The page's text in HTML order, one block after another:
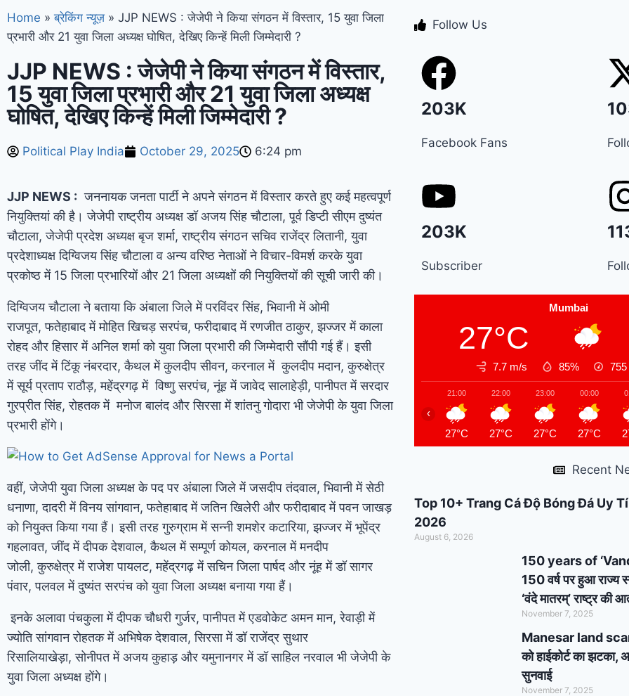
Manesar land scam
हुड्डा को हाईकोर्ट का
झटका, अब CBI की स्पेशल
के किसानों को ‘नायाब’
राहत, CM सैनी ने 6 महीने
के लिए बिजली बिल किया
माफ ! Elderly people
support : मोदी का यह
कार्ड दिलाएगा बुजुर्गों को
सम्मान और सहारा ! PM
Modi’s Haryana visit
मोदी, इन कार्यक्रमों में होंगे
शामिल
Home » ब्रेकिंग न्यूज़ » JJP NEWS : जेजेपी ने किया संगठन में विस्तार, 15 युवा जिला
प्रभारी और 21 युवा जिला अध्यक्ष घोषित, देखिए किन्हें मिली जिम्मेदारी ?
JJP NEWS : जेजेपी ने किया संगठन में विस्तार,
15 युवा जिला प्रभारी और 21 युवा जिला अध्यक्ष
घोषित, देखिए किन्हें मिली जिम्मेदारी ?
Political Play India October 29, 2025 6:24 pm
JJP NEWS : जननायक जनता पार्टी ने अपने संगठन में विस्तार करते हुए कई महत्वपूर्ण
नियुक्तियां की है। जेजेपी राष्ट्रीय अध्यक्ष डॉ अजय सिंह चौटाला,पूर्व डिप्टी सीएम दुष्यंत
चौटाला,जेजेपी प्रदेश अध्यक्ष बृज शर्मा,राष्ट्रीय संगठन सचिव राजेंद्र लितानी,युवा
प्रदेशाध्यक्ष दिग्विजय सिंह चौटाला व अन्य वरिष्ठ नेताओं ने विचार-विमर्श करके युवा
प्रकोष्ठ में 15 जिला प्रभारियों और 21 जिला अध्यक्षों की नियुक्तियों की सूची जारी की।
दिग्विजय चौटाला ने बताया कि अंबाला जिले में परविंदर सिंह,भिवानी में ओमी
राजपूत,फतेहाबाद में मोहित खिचड़ सरपंच,फरीदाबाद में रणजीत ठाकुर,झज्जर में काला
रोहद और हिसार में अनिल शर्मा को युवा जिला प्रभारी की जिम्मेदारी सौंपी गई हैं। इसी
तरह जींद में टिंकू नंबरदार,कैथल में कुलदीप सीवन,करनाल में कुलदीप मदान,कुरुक्षेत्र
में सूर्य प्रताप राठौड़,महेंद्रगढ़ में विष्णु सरपंच,नूंह में जावेद सालाहेड़ी,पानीपत में सरदार
गुरप्रीत सिंह,रोहतक में मनोज बालंद और सिरसा में शांतनु गोदारा भी जेजेपी के युवा जिला
प्रभारी होंगे।
वहीं, जेजेपी युवा जिला अध्यक्ष के पद पर अंबाला जिले में जसदीप तंदवाल,भिवानी में सेठी
धनाणा,दादरी में विनय सांगवान,फतेहाबाद में जतिन खिलेरी और फरीदाबाद में पवन जाखड़
को नियुक्त किया गया हैं। इसी तरह गुरुग्राम में सन्नी शमशेर कटारिया,झज्जर में भूपेंद्र
गहलावत,जींद में दीपक देशवाल,कैथल में सम्पूर्ण कोयल,करनाल में मनदीप
जोली,कुरुक्षेत्र में राजेश पायलट,महेंद्रगढ़ में सचिन जिला पार्षद और नूंह में डॉ सागर
पंवार,पलवल में दुष्यंत सरपंच को युवा जिला अध्यक्ष बनाया गया हैं।
इनके अलावा पंचकुला में दीपक चौधरी गुर्जर,पानीपत में एडवोकेट अमन मान,रेवाड़ी में
ज्योति सांगवान रोहतक में अभिषेक देशवाल,सिरसा में डॉ राजेंद्र सुथार
रिसालियाखेड़ा,सोनीपत में अजय कुहाड़ और यमुनानगर में डॉ साहिल नरवाल भी जेजेपी के
युवा जिला अध्यक्ष होंगे।
Follow Us
203K
Facebook Fans
203K
Subscriber
Mumbai
27°C
7.7 m/s 85% 755
21:00
27°C
22:00
27°C
23:00
27°C
00:00
27°C
‹
Recent
Top 10+ Trang Cá Độ Bóng Đá Uy
2026
August 6, 2026
150 years of
150 वर्ष पर हुआ राज्य
‘वंदे मातरम्’ राष्ट्र की
November 7, 2025
Manesar land
को हाईकोर्ट का झटका,
सुनवाई
November 7, 2025